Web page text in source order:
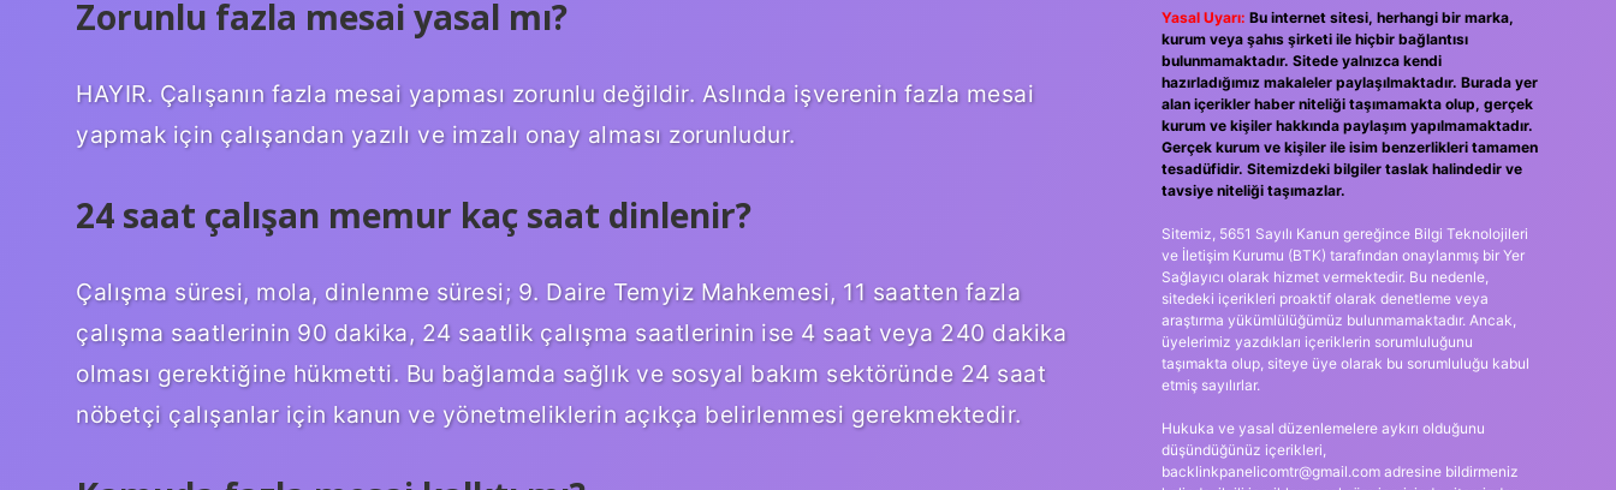
Zorunlu fazla mesai yasal mı?
HAYIR. Çalışanın fazla mesai yapması zorunlu değildir. Aslında işverenin fazla mesai
yapmak için çalışandan yazılı ve imzalı onay alması zorunludur.
24 saat çalışan memur kaç saat dinlenir?
Çalışma süresi, mola, dinlenme süresi; 9. Daire Temyiz Mahkemesi, 11 saatten fazla
çalışma saatlerinin 90 dakika, 24 saatlik çalışma saatlerinin ise 4 saat veya 240 dakika
olması gerektiğine hükmetti. Bu bağlamda sağlık ve sosyal bakım sektöründe 24 saat
nöbetçi çalışanlar için kanun ve yönetmeliklerin açıkça belirlenmesi gerekmektedir.
Yasal Uyarı: Bu internet sitesi, herhangi bir marka,
kurum veya şahıs şirketi ile hiçbir bağlantısı
bulunmamaktadır. Sitede yalnızca kendi
hazırladığımız makaleler paylaşılmaktadır. Burada yer
alan içerikler haber niteliği taşımamakta olup, gerçek
kurum ve kişiler hakkında paylaşım yapılmamaktadır.
Gerçek kurum ve kişiler ile isim benzerlikleri tamamen
tesadüfidir. Sitemizdeki bilgiler taslak halindedir ve
tavsiye niteliği taşımazlar.
Sitemiz, 5651 Sayılı Kanun gereğince Bilgi Teknolojileri
ve İletişim Kurumu (BTK) tarafından onaylanmış bir Yer
Sağlayıcı olarak hizmet vermektedir. Bu nedenle,
sitedeki içerikleri proaktif olarak denetleme veya
araştırma yükümlülüğümüz bulunmamaktadır. Ancak,
üyelerimiz yazdıkları içeriklerin sorumluluğunu
taşımakta olup, siteye üye olarak bu sorumluluğu kabul
etmiş sayılırlar.
Hukuka ve yasal düzenlemelere aykırı olduğunu
düşündüğünüz içerikleri,
backlinkpanelicomtr@gmail.comadresine bildirmeniz